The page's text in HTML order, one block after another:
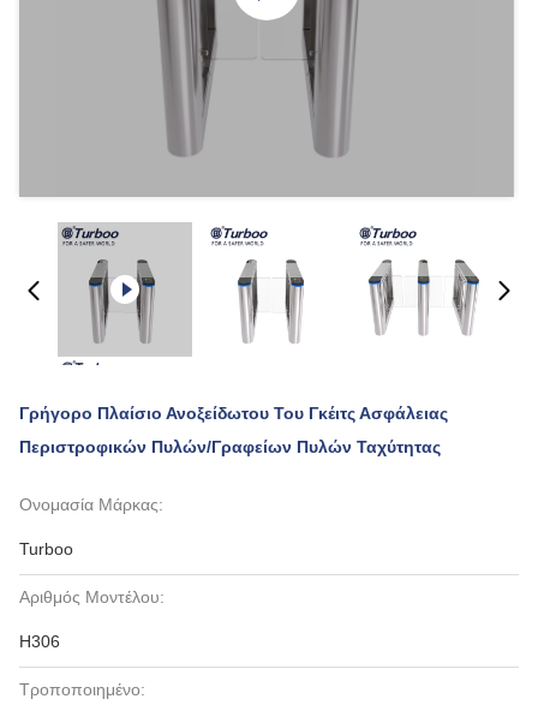
Γρήγορο Πλαίσιο Ανοξείδωτου Του Γκέιτς Ασφάλειας
Περιστροφικών Πυλών/γραφείων Πυλών Ταχύτητας
Ονομασία Μάρκας:
Turboo
Αριθμός Μοντέλου:
H306
Τροποποιημένο: